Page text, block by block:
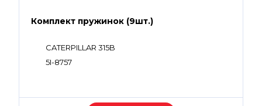
Комплект пружинок (9шт.)
CATERPILLAR 315B
5I-8757